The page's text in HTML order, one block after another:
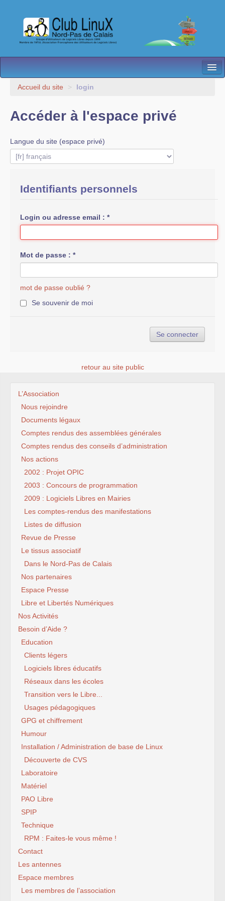
L’Association
Contact
Les antennes
Espace membres
Accueil du site > login
Accéder à l'espace privé
Langue du site (espace privé)
Identifiants personnels
Login ou adresse email : *
Mot de passe : *
mot de passe oublié ?
Se souvenir de moi
retour au site public
L’Association
Nous rejoindre
Documents légaux
Comptes rendus des assemblées générales
Comptes rendus des conseils d’administration
Nos actions
2002 : Projet OPIC
2003 : Concours de programmation
2009 : Logiciels Libres en Mairies
Les comptes-rendus des manifestations
Listes de diffusion
Revue de Presse
Le tissus associatif
Dans le Nord-Pas de Calais
Nos partenaires
Espace Presse
Libre et Libertés Numériques
Nos Activités
Besoin d’Aide ?
Education
Clients légers
Logiciels libres éducatifs
Réseaux dans les écoles
Transition vers le Libre...
Usages pédagogiques
GPG et chiffrement
Humour
Installation / Administration de base de Linux
Découverte de CVS
Laboratoire
Matériel
PAO Libre
SPIP
Technique
RPM : Faites-le vous même !
Contact
Les antennes
Espace membres
Les membres de l’association